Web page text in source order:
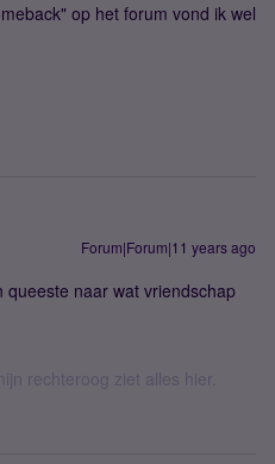
op het forum vond ik wel
Forum|Forum|11 years ago
naar wat vriendschap
rechteroog ziet alles hier.